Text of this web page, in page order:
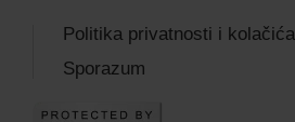
Politika privatnosti i kolačića
Sporazum